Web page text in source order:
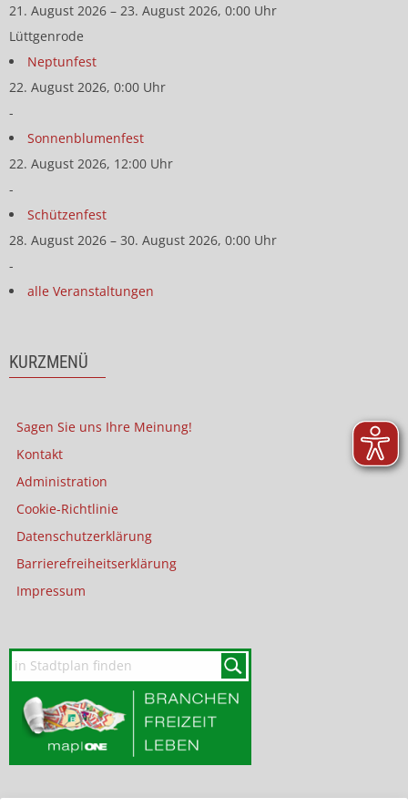
21. August 2026 – 23. August 2026, 0:00 Uhr
Lüttgenrode
Neptunfest
22. August 2026, 0:00 Uhr
-
Sonnenblumenfest
22. August 2026, 12:00 Uhr
-
Schützenfest
28. August 2026 – 30. August 2026, 0:00 Uhr
-
alle Veranstaltungen
KURZMENÜ
Sagen Sie uns Ihre Meinung!
Kontakt
Administration
Cookie-Richtlinie
Datenschutzerklärung
Barrierefreiheitserklärung
Impressum